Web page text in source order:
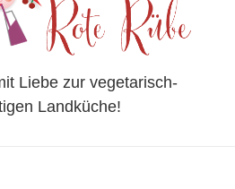
Liebe zur vegetarisch-
Landküche!